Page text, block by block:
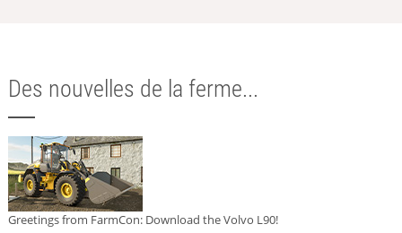
Des nouvelles de la ferme...
Greetings from FarmCon: Download the Volvo L90!